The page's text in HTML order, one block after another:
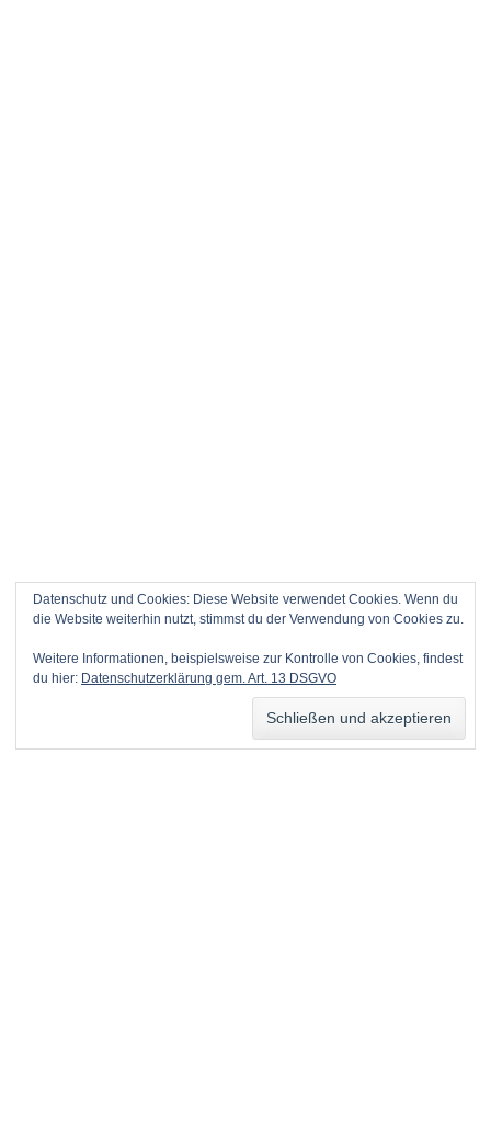
Datenschutz und Cookies: Diese Website verwendet Cookies. Wenn du
die Website weiterhin nutzt, stimmst du der Verwendung von Cookies zu.
Weitere Informationen, beispielsweise zur Kontrolle von Cookies, findest
du hier: Datenschutzerklärung gem. Art. 13 DSGVO